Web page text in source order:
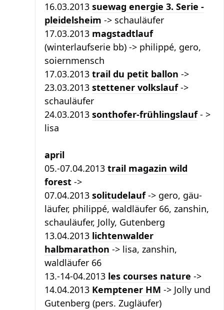
16.03.2013 suewag energie 3. Serie -
pleidelsheim -> schauläufer
17.03.2013 magstadtlauf
(winterlaufserie bb) -> philippé, gero,
soiernmensch
17.03.2013 trail du petit ballon ->
23.03.2013 stettener volkslauf->
schauläufer
24.03.2013 sonthofer-frühlingslauf- >
lisa
april
05.-07.04.2013 trail magazin wild
forest ->
07.04.2013 solitudelauf-> gero, gäu-
läufer, philippé, waldläufer 66, zanshin,
schauläufer, Jolly, Gutenberg
13.04.2013 lichtenwalder
halbmarathon -> lisa, zanshin,
waldläufer 66
13.-14-04.2013 les courses nature ->
14.04.2013 Kemptener HM -> Jolly und
Gutenberg (pers. Zugläufer)